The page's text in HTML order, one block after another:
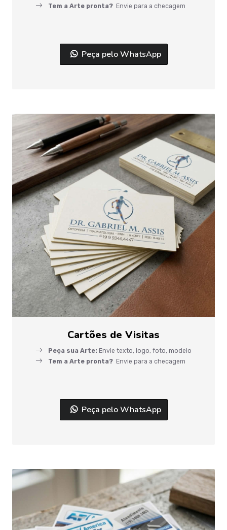
Tem a Arte pronta? Envie para a checagem
Peça pelo WhatsApp
Cartões de Visitas
Peça sua Arte: Envie texto, logo, foto, modelo
Tem a Arte pronta? Envie para a checagem
Peça pelo WhatsApp